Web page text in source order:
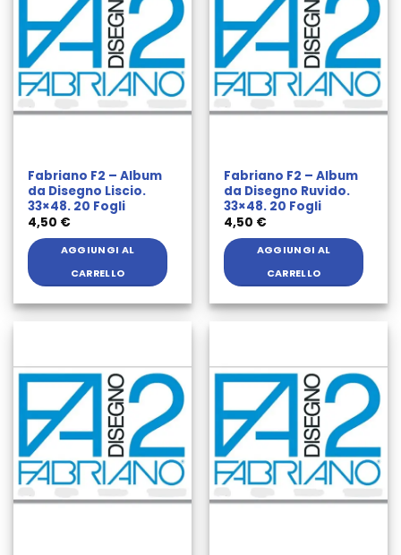
Fabriano F2 – Album
da Disegno Liscio.
33×48. 20 Fogli
4,50 €
AGGIUNGI AL
CARRELLO
Fabriano F2 – Album
da Disegno Ruvido.
33×48. 20 Fogli
4,50 €
AGGIUNGI AL
CARRELLO